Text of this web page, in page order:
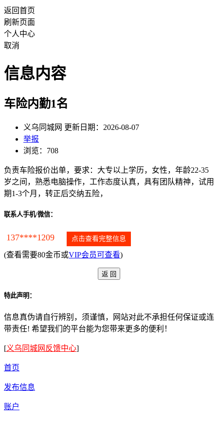
返回首页
刷新页面
个人中心
取消
信息内容
车险内勤1名
义乌同城网 更新日期：2026-08-07
举报
浏览：708
负责车险报价出单，要求：大专以上学历，女性，年龄22-35
岁之间，熟悉电脑操作，工作态度认真，具有团队精神，试用
期1-3个月，转正后交纳五险，
联系人手机/微信：
137****1209 点击查看完整信息
(查看需要80金币或VIP会员可查看)
特此声明：
信息真伪请自行辨别，须谨慎，网站对此不承担任何保证或连
带责任! 希望我们的平台能为您带来更多的便利！
[义乌同城网反馈中心]
首页
发布信息
账户